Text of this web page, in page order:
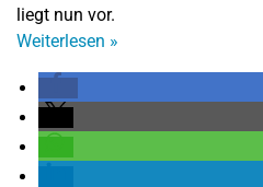
liegt nun vor.
Weiterlesen »